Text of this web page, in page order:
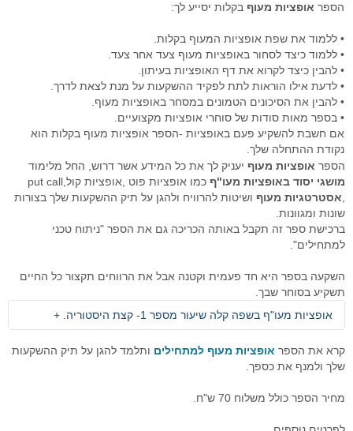
הספר אופציות מעוף בקלות יסייע לך:
• ללמוד את שפת אופציות המעוף בקלות.
• ללמוד כיצד לסחור באופציות מעוף צעד אחר צעד.
• להבין כיצד לקרוא את דף האופציות בעיתון.
• לדעת אילו הוראות לתת לפקיד ההשקעות על מנת לצאת לדרך.
• להבין את הסיכונים הטמונים במסחר באופציות מעוף.
• בספר מאות סודות של סוחרי אופציות מקצועיים.
אם חשבת להשקיע פעם באופציות -הספר אופציות מעוף בקלות הוא
נקודת ההתחלה שלך.
הספר אופציות מעוף יעניק לך את כל המידע אשר דרוש, החל מלימוד
מושגי יסוד באופציות מעו"ף
כמו אופציות פוט ,אופציות קול,put call
אסטרטגיות מעוף ושיטות להרוויח ולהגן על תיק ההשקעות שלך בצורות
שונות ומגוונות.
ברכישת ספר זה תקבל באותה הכריכה גם את הספר "ניתוח טכני
למתחילים".
השקעה בספר היא חד פעמית וקטנה אבל את הרווחים תקצור כל החיים
תשקיע בסוחר שבך.
אופציות מעו"ף בשפה קלה שיעור מספר 1- קצת היסטוריה. +
שיעור מספר 1-קצת היסטוריה.
של תל אביב
קרא את הספר אופציות מעוף למתחילים ותלמד להגן על תיק ההשקעות
שלך ולמנף את כספך.
מחיר הספר כולל משלוח 70 ש"ח.
דרושים
הטכנולוגיה
כלים לתחזוקת המחשב
קישורים שימושיים
יומן אירועים כלכליים עולמי - יומי
מחשבון פיבוט
מדדי בורסה עולמיים
פורום מטח
פורום מסחר אוטומטי
סרטוני הדרכה - לשוניות המערכת
סרטוני הדרכה כלליים
מדריכים מצולמים
מערכת מסחר FMR
מערכת מסחר אוטומטי GO4IT
סימולטור מסחר Go4iTrainer
מערכת מידע וציטוטים Go4iTicker
מערכת מסחר OrderNet 2
מסחר אוטומטי
מסחר אוטומטי במטח
קורס פיתוח ובדיקת אסטרטגיות
קורס מטח לסוחרים בזמן אמת
מסחר אוטומטי לרצף
פלטפורמת הממשק הראשית
סטופ לוס אוטומטי
טייק פרופיט אוטומטי
פקודות מונחי שעון
אינדיקטורים
מסחר אוטומטי באופציות מעו"ף
פלטפורמת הממשק הראשית
סטופ לוס אוטומטי באופציות מעוף
טריילינג סטופ אוטומטי באופציות
טייק פרופיט אוטומטי במעוף
כניסה אוטומטית לפוזיציה במעוף
מסחר אוטומטי בחוזים
אסטרטגיות מסחר אוטומטי במעוף
פיתוח אינדיקטורים אישיים
פקודות מונחי שעון
חיבור API למתכנתים לבורסה
API לתכנות למעו"ף
API למתכנתים לרצף
מסחר אוטומטי בבורסה בחול
מסחר עצמאי בבורסה
מסחר עצמאי
שאלות נפוצות
מסחר בבורסה
מערכות מסחר
חוזים עתידיים
ניהול תיקים
מסחר בבורסה
מסחר בבורסה
מסחר בבורסה האמריקאית
מסחר בוול סטריט